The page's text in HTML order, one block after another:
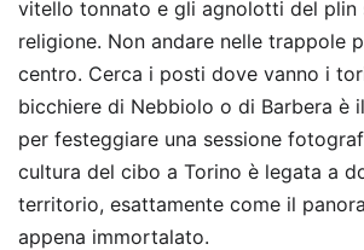
vitello tonnato e gli agnolotti del plin
religione. Non andare nelle trappole
centro. Cerca i posti dove vanno i
bicchiere di Nebbiolo o di Barbera è
per festeggiare una sessione
cultura del cibo a Torino è legata a
territorio, esattamente come il
appena immortalato.